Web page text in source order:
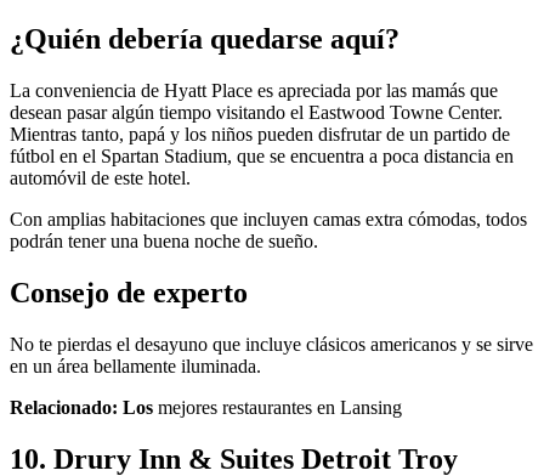
¿Quién debería quedarse aquí?
La conveniencia de Hyatt Place es apreciada por las mamás que
desean pasar algún tiempo visitando el Eastwood Towne Center.
Mientras tanto, papá y los niños pueden disfrutar de un partido de
fútbol en el Spartan Stadium, que se encuentra a poca distancia en
automóvil de este hotel.
Con amplias habitaciones que incluyen camas extra cómodas, todos
podrán tener una buena noche de sueño.
Consejo de experto
No te pierdas el desayuno que incluye clásicos americanos y se sirve
en un área bellamente iluminada.
Relacionado: Los mejores restaurantes en Lansing
10. Drury Inn & Suites Detroit Troy